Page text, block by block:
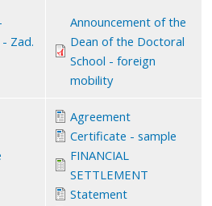
Zad.
Announcement of the
Dean of the Doctoral
School - foreign
mobility
Agreement
Certificate - sample
FINANCIAL
SETTLEMENT
Statement